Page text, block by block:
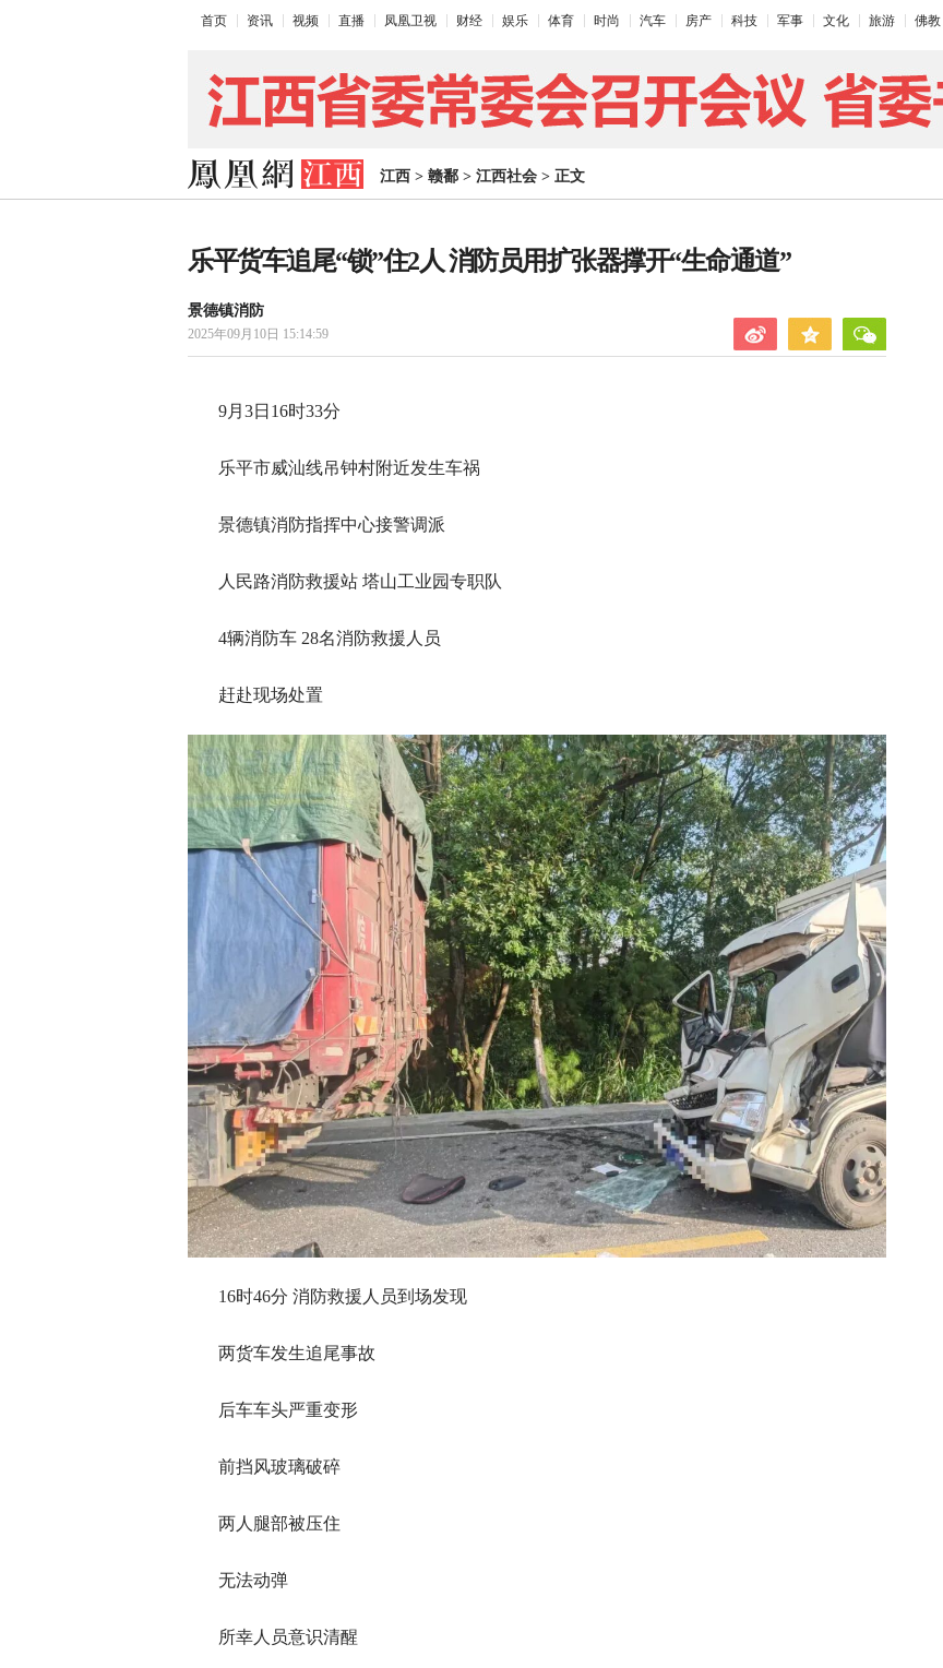
首页 资讯 视频 直播 凤凰卫视 财经 娱乐 体育 时尚 汽车 房产 科技 军事 文化 旅游 佛教
江西 > 赣鄱 > 江西社会 > 正文
乐平货车追尾“锁”住2人 消防员用扩张器撑开“生命通道”
景德镇消防
2025年09月10日 15:14:59
9月3日16时33分
乐平市威汕线吊钟村附近发生车祸
景德镇消防指挥中心接警调派
人民路消防救援站 塔山工业园专职队
4辆消防车 28名消防救援人员
赶赴现场处置
16时46分 消防救援人员到场发现
两货车发生追尾事故
后车车头严重变形
前挡风玻璃破碎
两人腿部被压住
无法动弹
所幸人员意识清醒